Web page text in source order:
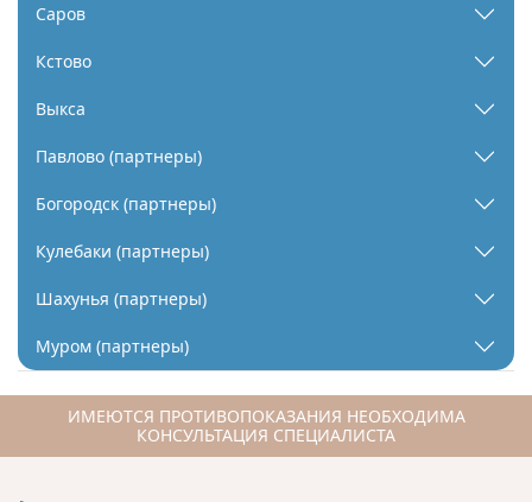
Саров
Кстово
Выкса
Павлово (партнеры)
Богородск (партнеры)
Кулебаки (партнеры)
Шахунья (партнеры)
Муром (партнеры)
ИМЕЮТСЯ ПРОТИВОПОКАЗАНИЯ НЕОБХОДИМА
КОНСУЛЬТАЦИЯ СПЕЦИАЛИСТА